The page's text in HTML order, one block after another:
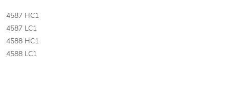
4587 HC1
4587 LC1
4588 HC1
4588 LC1